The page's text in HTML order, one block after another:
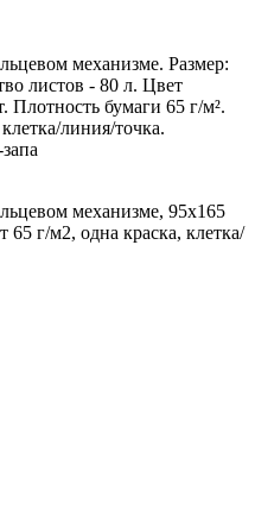
механизме. Размер:
листов - 80 л. Цвет
Плотность бумаги 65 г/м².
линия/точка.
механизме, 95х165
г/м2, одна краска, клетка/